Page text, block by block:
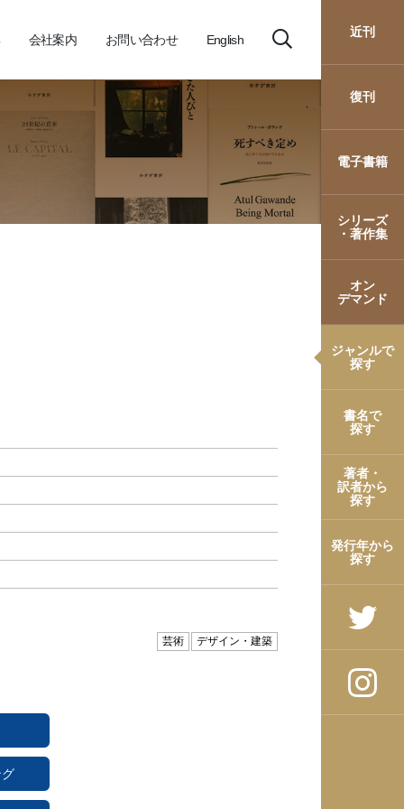
会社案内 お問い合わせ English
近刊
復刊
電子書籍
シリーズ
・著作集
オン
デマンド
ジャンルで
探す
書名で
探す
著者・
訳者から
探す
発行年から
探す
芸術 デザイン・建築